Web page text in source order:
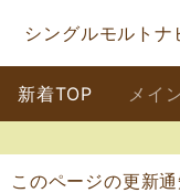
シングルモルト
新着TOP メイ
このページの更新